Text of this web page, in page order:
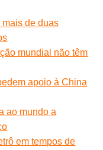
de duas
mundial não têm
apoio à China
ao mundo a
em tempos de